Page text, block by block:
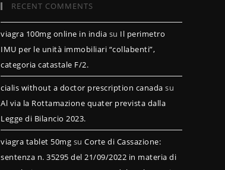
RECENT COMMENTS
viagra 100mg online in india su Il perimetro
IMU per le unità immobiliari “collabenti”,
categoria catastale F/2.
cialis without a doctor prescription canada su
Al via la Rottamazione quater prevista dalla
Legge di Bilancio 2023.
viagra tablet 50mg su Corte di Cassazione:
sentenza n. 35295 del 21/09/2022 in materia di